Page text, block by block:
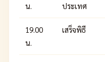
น.
ประเทศ
19.00
น.
เสร็จพิธี